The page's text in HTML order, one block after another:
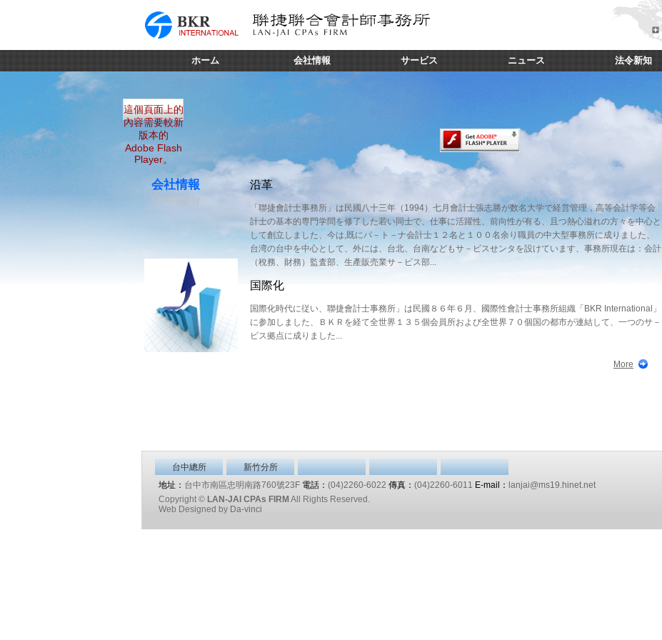
ホーム 会社情報 サービス ニュース 法令新知
這個頁面上的
內容需要較新
版本的
Adobe Flash
Player。
会社情報
Company
沿革
「聯捷會計士事務所」は民國八十三年（1994）七月會計士張志勝が数名大学で経営管理，高等会計学等会
計士の基本的専門学問を修了した若い同士で、仕事に活躍性、前向性が有る、且つ熱心溢れの方々を中心と
して創立しました、今は,既にパ－ト－ナ会計士１２名と１００名余り職員の中大型事務所に成りました、
台湾の台中を中心として、外には、台北、台南などもサ－ビスせンタを設けています、事務所現在は：会計
（稅務、財務）監査部、生產販売業サ－ビス部...
国際化
国際化時代に従い、聯捷會計士事務所」は民國８６年６月、國際性會計士事務所組織「BKR International」
に参加しました、ＢＫＲを経て全世界１３５個会員所および全世界７０個国の都市が連結して、一つのサ－
ビス拠点に成りました...
More
台中總所
新竹分所
地址： 台中市南區忠明南路760號23F 電話： (04)2260-6022 傳真： (04)2260-6011 E-mail： lanjai@ms19.hinet.net
Copyright © LAN-JAI CPAs FIRM All Rights Reserved.
Web Designed by Da-vinci